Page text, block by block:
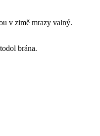
v zimě mrazy valný.
brána.